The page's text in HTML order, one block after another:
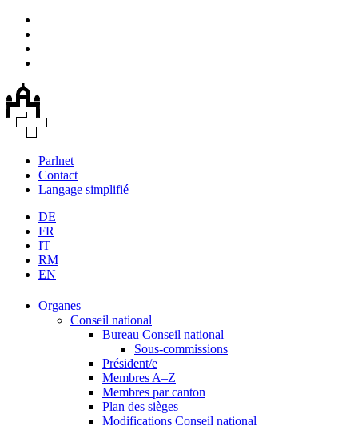
Parlnet
Contact
Langage simplifié
DE
FR
IT
RM
EN
Organes
Conseil national
Bureau Conseil national
Sous-commissions
Président/e
Membres A–Z
Membres par canton
Plan des sièges
Modifications Conseil national